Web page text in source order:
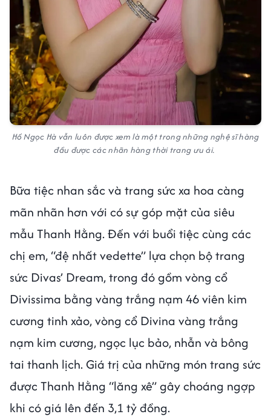
Hồ Ngọc Hà vẫn luôn được xem là một trong những nghệ sĩ hàng
đầu được các nhãn hàng thời trang ưu ái.
Bữa tiệc nhan sắc và trang sức xa hoa càng
mãn nhãn hơn với có sự góp mặt của siêu
mẫu Thanh Hằng. Đến với buổi tiệc cùng các
chị em, “đệ nhất vedette” lựa chọn bộ trang
sức Divas’ Dream, trong đó gồm vòng cổ
Divissima bằng vàng trắng nạm 46 viên kim
cương tinh xảo, vòng cổ Divina vàng trắng
nạm kim cương, ngọc lục bảo, nhẫn và bông
tai thanh lịch. Giá trị của những món trang sức
được Thanh Hằng “lăng xê” gây choáng ngợp
khi có giá lên đến 3,1 tỷ đồng.